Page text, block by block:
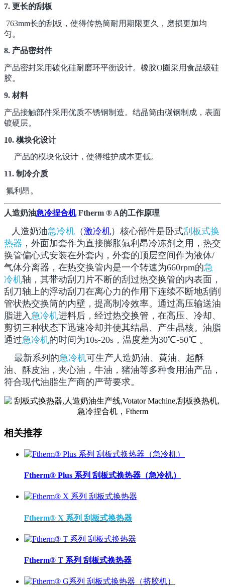
7. 更长的刮板
763mm长的刮板，使得传热筒耐用期限更久，磨损更加均
匀。
8. 产品密封件
产品密封采用碳化硅耐磨环平衡设计。橡胶O圈采用食品级硅
胶。
9. 材料
产品接触部件采用优质不锈钢制造。结晶筒由碳钢制成，表面
镀硬层。
10. 模块化设计
产品的模块化设计，使得维护成本更低。
11. 制冷介质
氟利昂。
人造奶油急冷捏合机Ftherm ® A的工作原理
人造奶油急冷机 （激冷机）核心部件是卧式刮板式换
热器 ，外面加套作为直接膨胀氟利昂冷冻剂之用，热交
换管偏心式安装在外套内，外套的顶层空间作为液体/
气体分离器，在热交换管内是一个转速为660rpm的急
冷机轴，其带动刮刀片不断的刮过热交换管的内表面，
刮刀轴上的浮动刮刀在离心力的作用下连续不断地刮削
管状热交换筒的内壁，提高制冷效率。通过高压输送油
脂进入 急冷机进料后，经过热交换管，在高压、冷却、
剪切三种状态下迅速冷却并使其结晶、产生晶核。油脂
通过急冷机的时间为10s-20s，温度差为30℃-50℃ 。
最新系列的急冷机可生产人造奶油、黄油、起酥
油、酥皮油，夹心油，牛油，猪油等多种食用油产品，
符合现代油脂生产商的严苛要求。
相关推荐
Ftherm® Plus 系列 刮板式换热器（急冷机）
Ftherm® X 系列 刮板式换热器
Ftherm® T 系列 刮板式换热器